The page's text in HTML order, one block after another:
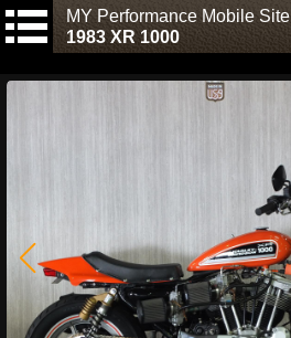
MY Performance Mobile Site
1983 XR 1000